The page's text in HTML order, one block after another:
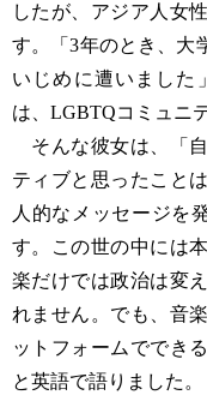
したが、アジア人女
す。「3年のとき、大
いじめに遭いました
は、LGBTQコミュニ
そんな彼女は、「
ティブと思ったこと
人的なメッセージを
す。この世の中には
楽だけでは政治は変
れません。でも、音
ットフォームででき
と英語で語りました。